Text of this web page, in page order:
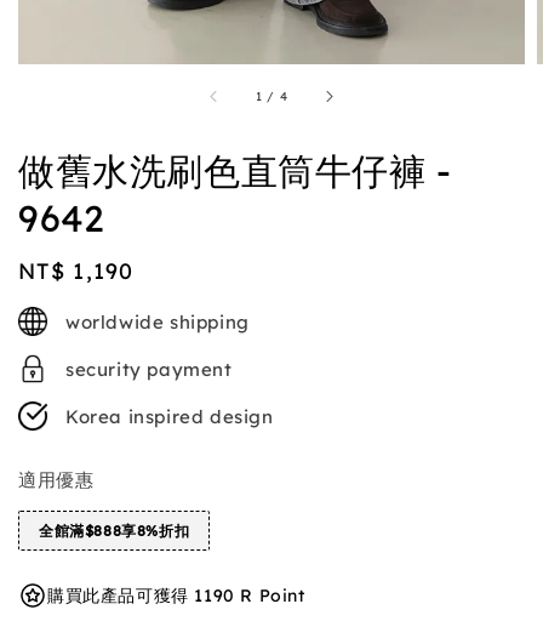
1 / 4
做舊水洗刷色直筒牛仔褲 -
9642
Regular
price
NT$ 1,190
worldwide shipping
security payment
Korea inspired design
適用優惠
全館滿$888享8%折扣
購買此產品可獲得 1190 R Point